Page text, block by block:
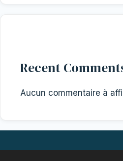
Recent
Aucun commentaire à